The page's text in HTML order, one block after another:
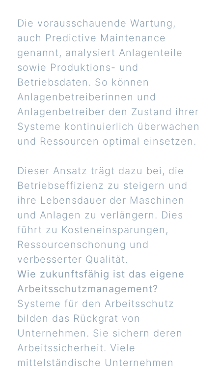
Die vorausschauende Wartung,
auch Predictive Maintenance
genannt, analysiert Anlagenteile
sowie Produktions- und
Betriebsdaten. So können
Anlagenbetreiberinnen und
Anlagenbetreiber den Zustand ihrer
Systeme kontinuierlich überwachen
und Ressourcen optimal einsetzen.
Dieser Ansatz trägt dazu bei, die
Betriebseffizienz zu steigern und
ihre Lebensdauer der Maschinen
und Anlagen zu verlängern. Dies
führt zu Kosteneinsparungen,
Ressourcenschonung und
verbesserter Qualität.
Wie zukunftsfähig ist das eigene
Arbeitsschutzmanagement?
Systeme für den Arbeitsschutz
bilden das Rückgrat von
Unternehmen. Sie sichern deren
Arbeitssicherheit. Viele
mittelständische Unternehmen